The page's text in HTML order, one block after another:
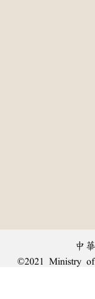
中
©2021 Ministry of